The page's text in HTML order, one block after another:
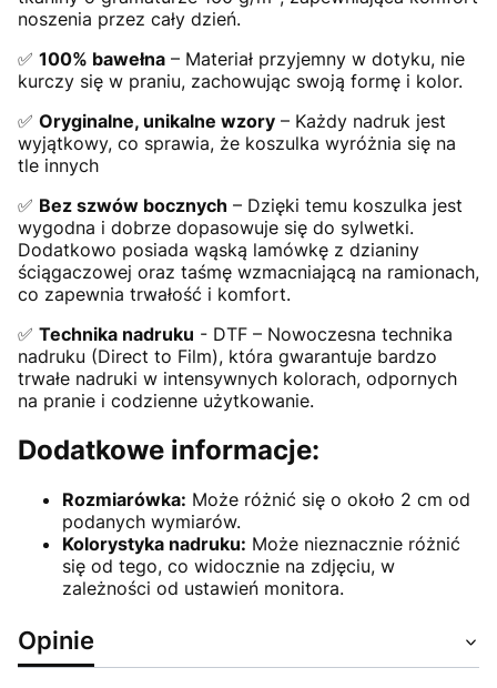
noszenia przez cały dzień.
✅ 100% bawełna – Materiał przyjemny w dotyku, nie
kurczy się w praniu, zachowując swoją formę i kolor.
✅ Oryginalne, unikalne wzory – Każdy nadruk jest
wyjątkowy, co sprawia, że koszulka wyróżnia się na
tle innych
✅ Bez szwów bocznych – Dzięki temu koszulka jest
wygodna i dobrze dopasowuje się do sylwetki.
Dodatkowo posiada wąską lamówkę z dzianiny
ściągaczowej oraz taśmę wzmacniającą na ramionach,
co zapewnia trwałość i komfort.
✅ Technika nadruku - DTF – Nowoczesna technika
nadruku (Direct to Film), która gwarantuje bardzo
trwałe nadruki w intensywnych kolorach, odpornych
na pranie i codzienne użytkowanie.
Dodatkowe informacje:
Rozmiarówka: Może różnić się o około 2 cm od
podanych wymiarów.
Kolorystyka nadruku: Może nieznacznie różnić
się od tego, co widocznie na zdjęciu, w
zależności od ustawień monitora.
Opinie